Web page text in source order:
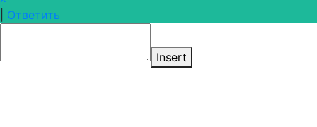
Ответить
Insert